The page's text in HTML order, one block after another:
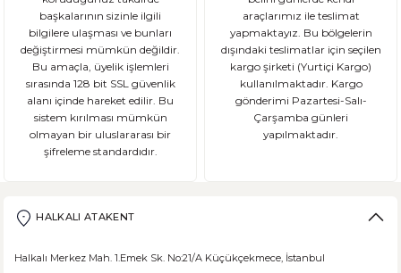
Ekmek ve ekmek ürünleri için sağlıklı olmadıklarına dair kötü bir
DEVAMI
Şeker Hastaları Hangi Tür Ekmekleri Tüketmelidir?
başkalarının sizinle ilgili
bilgilere ulaşması ve bunları
değiştirmesi mümkün değildir.
Bu amaçla, üyelik işlemleri
sırasında 128 bit SSL güvenlik
alanı içinde hareket edilir. Bu
sistem kırılması mümkün
olmayan bir uluslararası bir
şifreleme standardıdır.
araçlarımız ile teslimat
yapmaktayız. Bu bölgelerin
dışındaki teslimatlar için seçilen
kargo şirketi (Yurtiçi Kargo)
kullanılmaktadır. Kargo
gönderimi Pazartesi-Salı-
Çarşamba günleri
yapılmaktadır.
HALKALI ATAKENT
Halkalı Merkez Mah. 1.Emek Sk. No:21/A Küçükçekmece, İstanbul